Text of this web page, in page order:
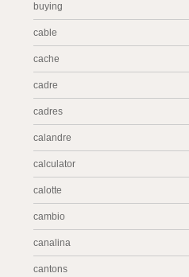
buying
cable
cache
cadre
cadres
calandre
calculator
calotte
cambio
canalina
cantons